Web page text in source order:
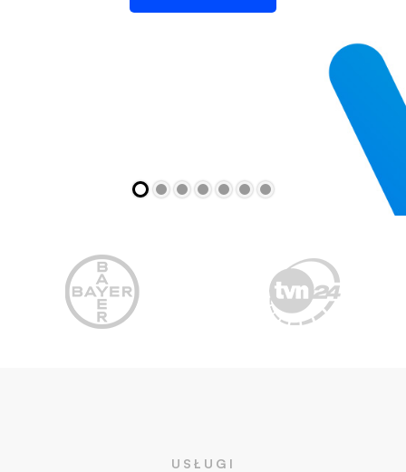
USŁUGI